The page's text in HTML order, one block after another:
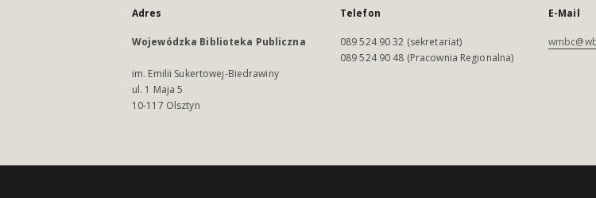
Adres
Wojewódzka Biblioteka Publiczna
im. Emilii Sukertowej-Biedrawiny
ul. 1 Maja 5
10-117 Olsztyn
Telefon
089 524 90 32 (sekretariat)
089 524 90 48 (Pracownia Regionalna)
E-Mail